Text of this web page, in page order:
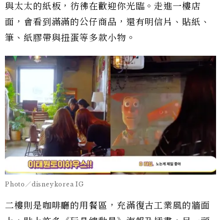
與太太的紙板，彷彿在歡迎你光臨。走進一樓店
面，會看到滿滿的公仔商品，還有明信片、貼紙、
筆、紙膠帶與扭蛋等多款小物。
Photo／disneykorea IG
二樓則是咖啡廳的用餐區，充滿復古工業風的牆面